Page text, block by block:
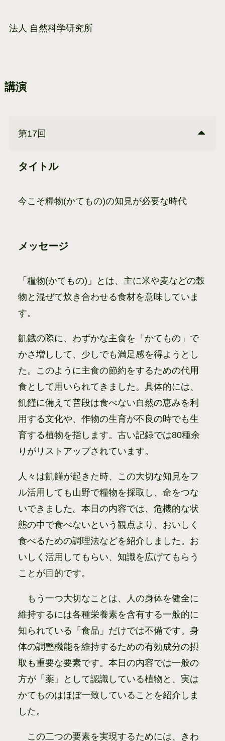
法人 自然科学研究所
講演
第17回
タイトル
今こそ糧物(かてもの)の知見が必要な時代
メッセージ
「糧物(かてもの)」とは、主に米や麦などの穀
物と混ぜて炊き合わせる食材を意味していま
す。
飢餓の際に、わずかな主食を「かてもの」で
かさ増しして、少しでも満足感を得ようとし
た。このように主食の節約をするための代用
食として用いられてきました。具体的には、
飢饉に備えて普段は食べない自然の恵みを利
用する文化や、作物の生育が不良の時でも生
育する植物を指します。古い記録では80種余
りがリストアップされています。
人々は飢饉が起きた時、この大切な知見をフ
ル活用しても山野で糧物を採取し、命をつな
いできました。本日の内容では、危機的な状
態の中で食べないという観点より、おいしく
食べるための調理法などを紹介しました。お
いしく活用してもらい、知識を広げてもらう
ことが目的です。
もう一つ大切なことは、人の身体を健全に
維持するには各種栄養素を含有する一般的に
知られている「食品」だけでは不備です。身
体の調整機能を維持するための有効成分の摂
取も重要な要素です。本日の内容では一般の
方が「薬」として認識している植物と、実は
かてものはほぼ一致していることを紹介しま
した。
この二つの要素を実現するためには、きわ